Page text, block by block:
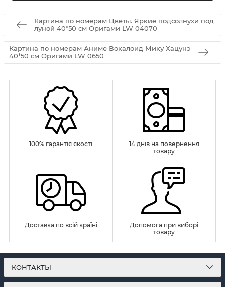
Картина по номерам Цветы. Яркие подсолнухи под
луной 40*50 см Оригами LW 04070
Картина по номерам Аниме Вокалоид Мику Хацунэ
40*50 см Оригами LW 0650
100% гарантія якості
14 днів на повернення
товару
Доставка по всій країні
Допомога при виборі
товару
КОНТАКТЫ